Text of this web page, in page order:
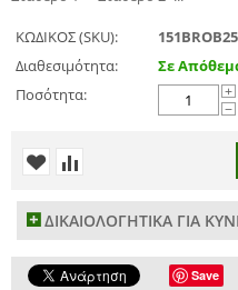
ΚΩΔΙΚΟΣ (SKU):
Διαθεσιμότητα:
Σε
Ποσότητα:
+
−
ΔΙΚΑΙΟΛΟΓΗΤΙΚΑ ΓΙΑ
Save